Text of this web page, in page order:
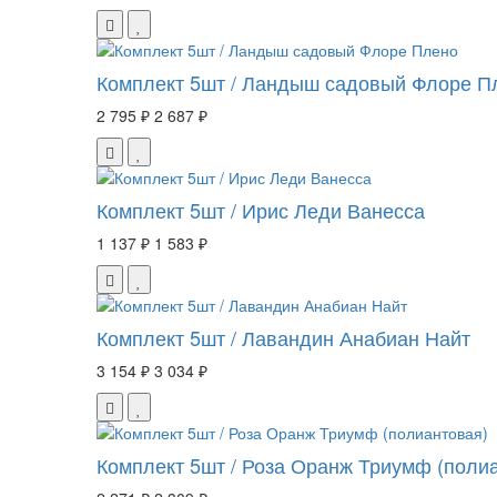
Комплект 5шт / Ландыш садовый Флоре
2 795 ₽ 2 687 ₽
Комплект 5шт / Ирис Леди Ванесса
1 137 ₽ 1 583 ₽
Комплект 5шт / Лавандин Анабиан Найт
3 154 ₽ 3 034 ₽
Комплект 5шт / Роза Оранж Триумф